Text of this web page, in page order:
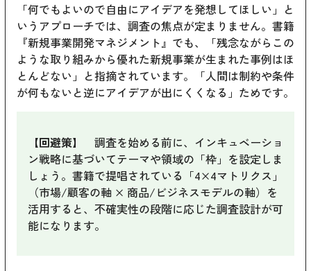
「何でもよいので自由にアイデアを発想してほしい」と
いうアプローチでは、調査の焦点が定まりません。書籍
『新規事業開発マネジメント』でも、「残念ながらこの
ような取り組みから優れた新規事業が生まれた事例はほ
とんどない」と指摘されています。「人間は制約や条件
が何もないと逆にアイデアが出にくくなる」ためです。
【回避策】
調査を始める前に、インキュベーショ
ン戦略に基づいてテーマや領域の「枠」を設定しま
しょう。書籍で提唱されている「4×4マトリクス」
（市場/顧客の軸 × 商品/ビジネスモデルの軸）を
活用すると、不確実性の段階に応じた調査設計が可
能になります。